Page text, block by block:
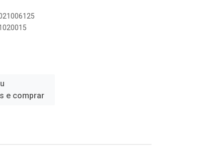
e comprar